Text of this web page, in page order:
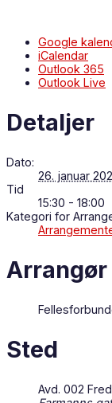
Google
iCalendar
Outlook 365
Outlook Live
Detaljer
Dato:
26. januar
Tid
15:30 - 18:00
Kategori for
Arrangør
Sted
Avd. 002